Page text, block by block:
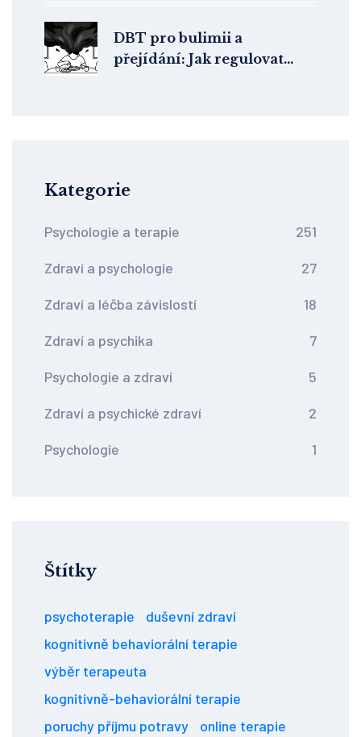
DBT pro bulimii a
přejídání: Jak regulovat
Kategorie
Psychologie a terapie 251
Zdraví a psychologie 27
Zdraví a léčba závislostí 18
Zdraví a psychika 7
Psychologie a zdraví 5
Zdraví a psychické zdraví 2
Psychologie 1
Štítky
psychoterapie
duševní zdraví
kognitivně behaviorální terapie
výběr terapeuta
kognitivně-behaviorální terapie
poruchy příjmu potravy
online terapie